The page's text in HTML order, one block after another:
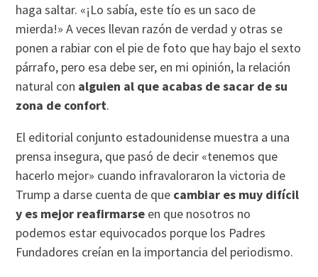
haga saltar. «¡Lo sabía, este tío es un saco de
mierda!» A veces llevan razón de verdad y otras se
ponen a rabiar con el pie de foto que hay bajo el sexto
párrafo, pero esa debe ser, en mi opinión, la relación
natural con alguien al que acabas de sacar de su
zona de confort.
El editorial conjunto estadounidense muestra a una
prensa insegura, que pasó de decir «tenemos que
hacerlo mejor» cuando infravaloraron la victoria de
Trump a darse cuenta de que cambiar es muy difícil
y es mejor reafirmarse en que nosotros no
podemos estar equivocados porque los Padres
Fundadores creían en la importancia del periodismo.